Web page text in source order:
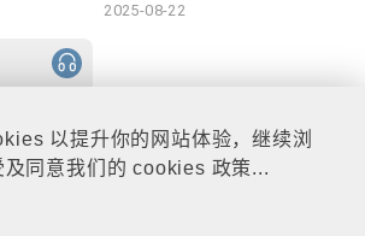
以提升你的网站体验，继续浏
及同意我们的 cookies 政策...
2025-08-22
47分钟